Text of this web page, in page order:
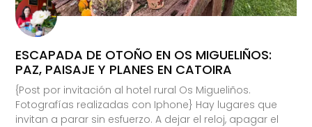
ESCAPADA DE OTOÑO EN OS MIGUELIÑOS:
PAZ, PAISAJE Y PLANES EN CATOIRA
{Post por invitación al hotel rural Os Migueliños.
Fotografías realizadas con Iphone} Hay lugares que
invitan a parar sin esfuerzo. A dejar el reloj, apagar el